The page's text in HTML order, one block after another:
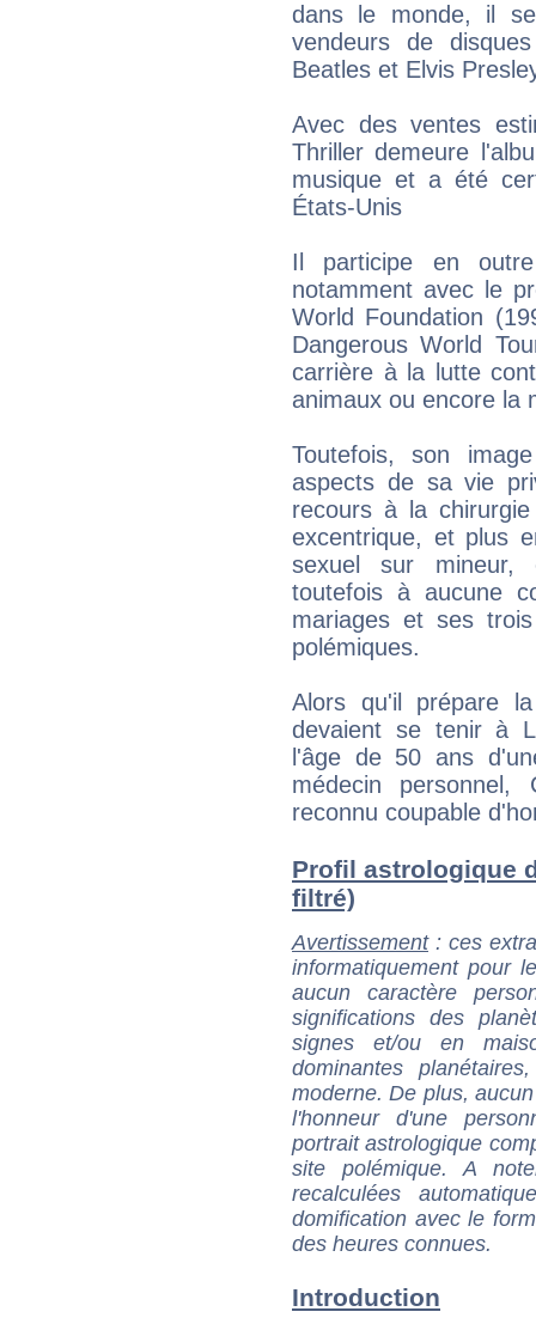
dans le monde, il
vendeurs de
Beatles et Elvis
Avec des ventes
Thriller demeure
musique et a été
États-Unis
Il participe en
notamment avec le
World Foundation
Dangerous World
carrière à la lutte
animaux ou encore la
Toutefois, son
aspects de sa vie
recours à la
excentrique, et plus
sexuel sur mineur,
toutefois à aucune
mariages et ses
polémiques.
Alors qu'il prépare
devaient se tenir à
l'âge de 50 ans
médecin
reconnu coupable
Profil astrologique
filtré)
Avertissement: ces
informatiquement pour
aucun caractère
significations des
signes et/ou en
dominantes
moderne. De plus,
l'honneur d'une
portrait astrologique
site polémique. A
recalculées
domification avec le
des heures connues.
Introduction